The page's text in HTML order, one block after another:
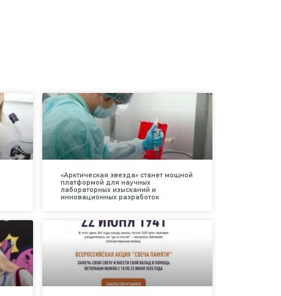
«Арктическая звезда» станет мощной
платформой для научных
лабораторных изысканий и
инновационных разработок